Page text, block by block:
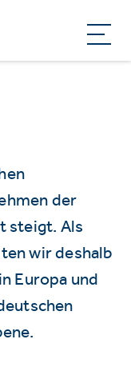
der
steigt. Als
wir deshalb
Europa und